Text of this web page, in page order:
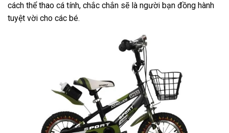
cách thể thao cá tính, chắc chắn sẽ là người bạn đồng hành
tuyệt vời cho các bé.